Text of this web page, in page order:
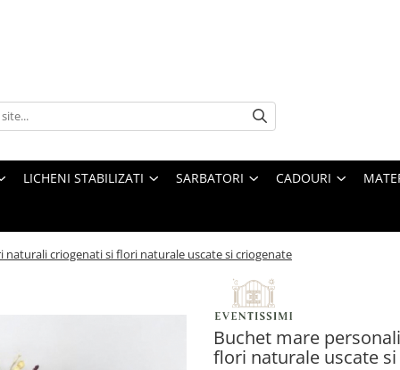
LICHENI STABILIZATI SARBATORI CADOURI
criogenati si flori naturale uscate si criogenate
Buchet mare
flori naturale uscate